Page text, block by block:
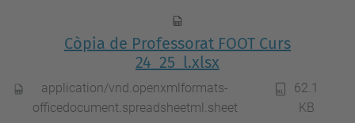
Còpia de Professorat FOOT Curs
24_25_l.xlsx
application/vnd.openxmlformats-
officedocument.spreadsheetml.sheet
62.1
KB